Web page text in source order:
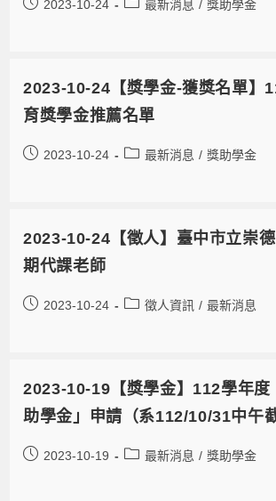
2023-10-24 最新消息 / 獎助學金
2023-10-24【獎學金-獲獎名單】
育獎學金推薦名單
2023-10-24 最新消息 / 獎助學金
2023-10-24【徵人】臺中市立崇
期代課老師
2023-10-24 徵人資訊 / 最新消息
2023-10-19【獎學金】112學年度
助學金」申請（系112/10/31中午截
2023-10-19 最新消息 / 獎助學金